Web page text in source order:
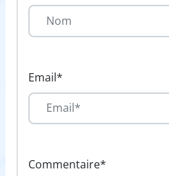
Email*
Commentaire*